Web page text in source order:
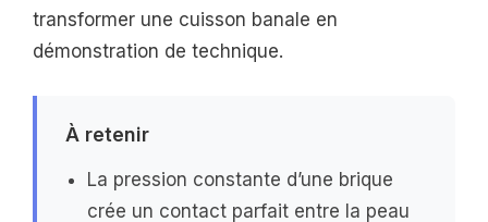
transformer une cuisson banale en
démonstration de technique.
À retenir
La pression constante d’une brique
crée un contact parfait entre la peau